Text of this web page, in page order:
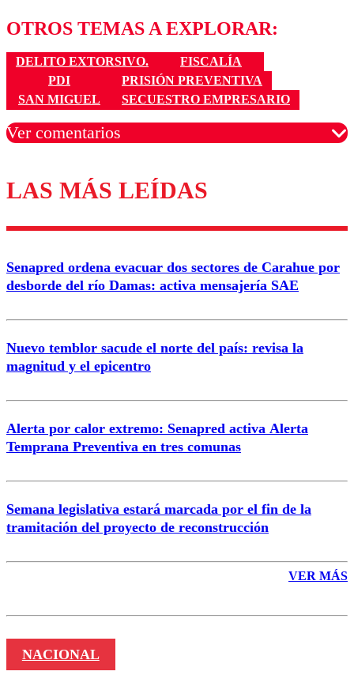
OTROS TEMAS A EXPLORAR:
DELITO EXTORSIVO.
FISCALÍA
PDI
PRISIÓN PREVENTIVA
SAN MIGUEL
SECUESTRO EMPRESARIO
Ver comentarios
Los comentarios son moderados para garantizar un
diálogo respetuoso.
Nombre
Correo
LAS MÁS LEÍDAS
Senapred ordena evacuar dos sectores de Carahue por
desborde del río Damas: activa mensajería SAE
Nuevo temblor sacude el norte del país: revisa la
magnitud y el epicentro
Alerta por calor extremo: Senapred activa Alerta
Temprana Preventiva en tres comunas
Semana legislativa estará marcada por el fin de la
tramitación del proyecto de reconstrucción
VER MÁS
NACIONAL